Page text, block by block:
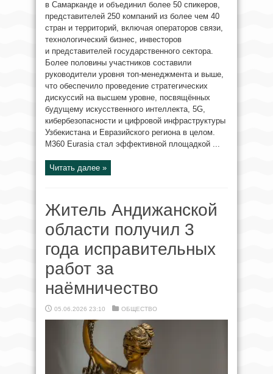
в Самарканде и объединил более 50 спикеров,
представителей 250 компаний из более чем 40
стран и территорий, включая операторов связи,
технологический бизнес, инвесторов
и представителей государственного сектора.
Более половины участников составили
руководители уровня топ-менеджмента и выше,
что обеспечило проведение стратегических
дискуссий на высшем уровне, посвящённых
будущему искусственного интеллекта, 5G,
кибербезопасности и цифровой инфраструктуры
Узбекистана и Евразийского региона в целом.
M360 Eurasia стал эффективной площадкой ...
Читать далее »
Житель Андижанской
области получил 3
года исправительных
работ за
наёмничество
05.06.2026 23:10 ОБЩЕСТВО